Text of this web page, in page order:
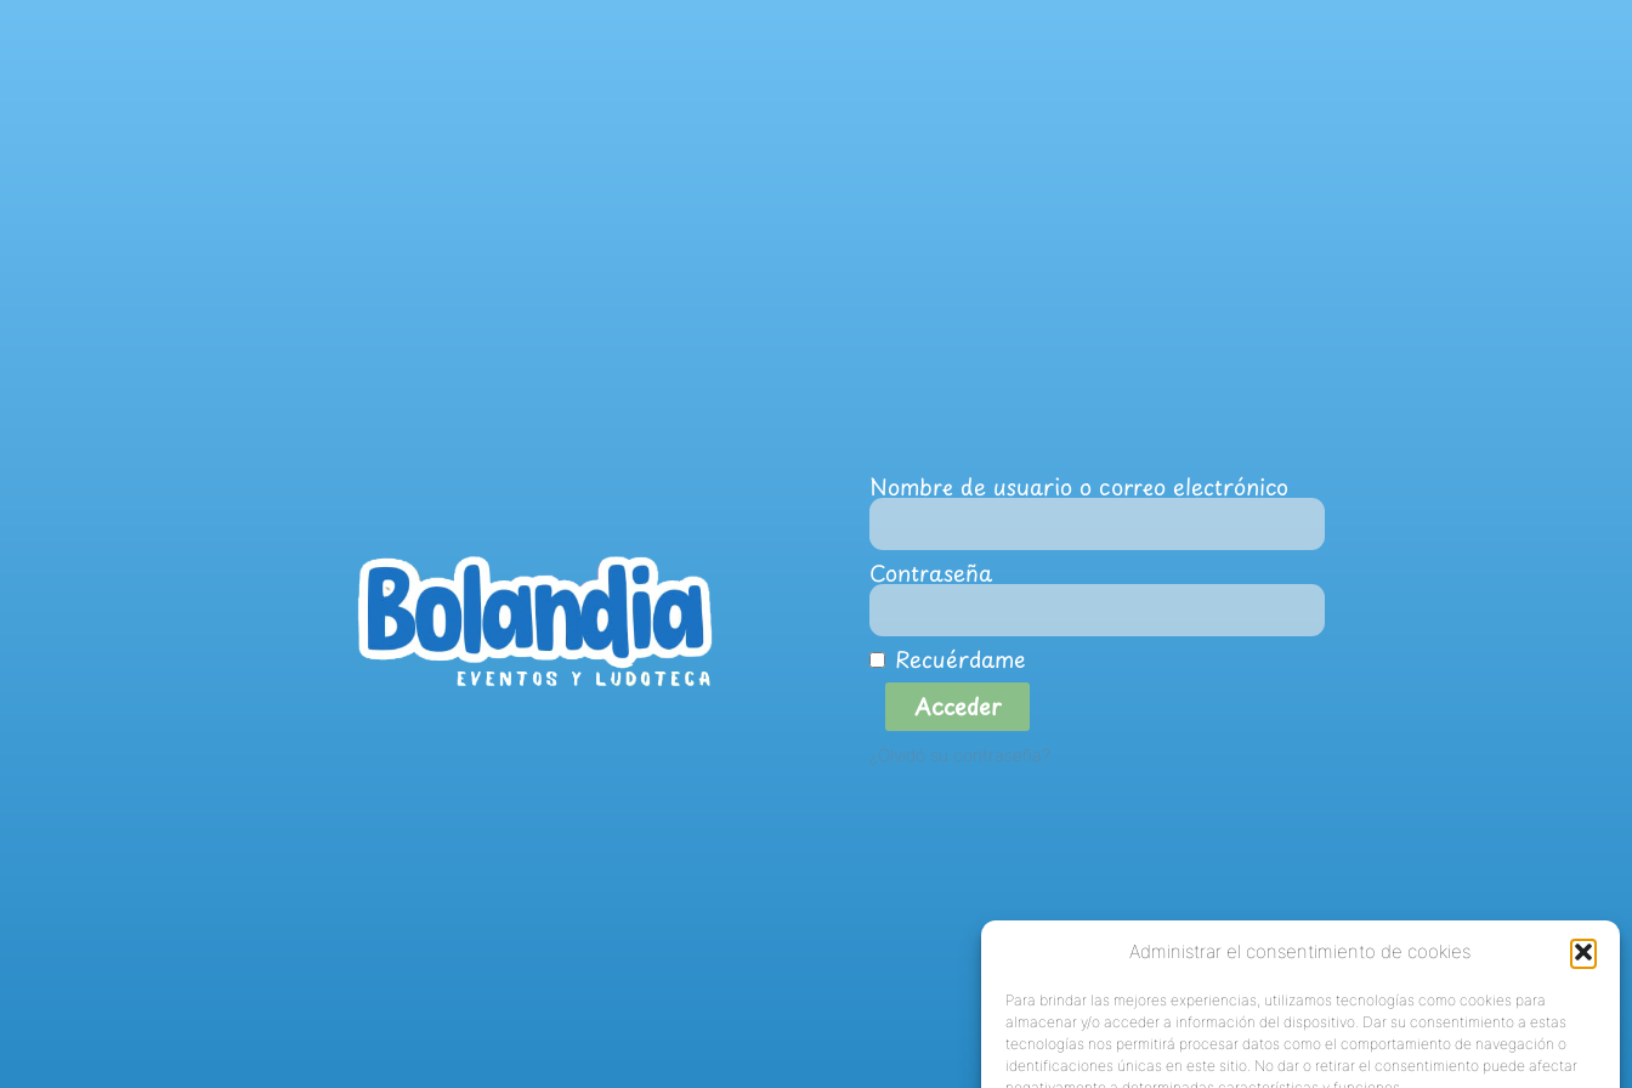
Administrar el consentimiento de cookies
Para brindar las mejores experiencias, utilizamos tecnologías como cookies para
almacenar y/o acceder a información del dispositivo. Dar su consentimiento a estas
tecnologías nos permitirá procesar datos como el comportamiento de navegación o
identificaciones únicas en este sitio. No dar o retirar el consentimiento puede afectar
Nombre de usuario o correo electrónico
Contraseña
Recuérdame
Acceder
¿Olvidó su contraseña?